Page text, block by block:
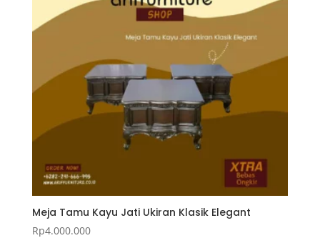
Meja Tamu Kayu Jati Ukiran Klasik Elegant
Rp4.000.000